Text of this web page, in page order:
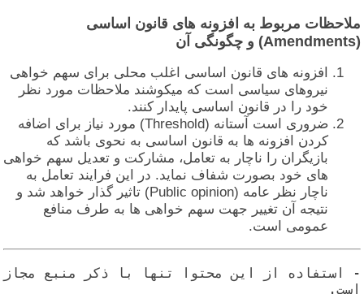
مربوط به افزونه های قانون اساسی
افزونه های قانون اساسی اغلب محلی برای سهم خواهی
نیروهای سیاسی است که میکوشند ملاحظات مورد نظر
خود را در قانون اساسی پایدار کنند.
ضروری است آستانه (Threshold) مورد نیاز برای اضافه
کردن افزونه ها به قانون اساسی به نحوی باشد که
بازیگران را ناچار به تعامل، مشارکت و تعدیل سهم خواهی
های خود بصورت شفاف نماید. در این فرایند تعامل به
ناچار نظر عامه (Public opinion) تاثیر گذار خواهد شد و
نتیجه آن تغییر جهت سهم خواهی ها به طرف منافع
عمومی است.